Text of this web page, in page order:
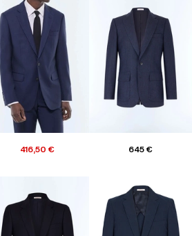
416,50 € 645 €